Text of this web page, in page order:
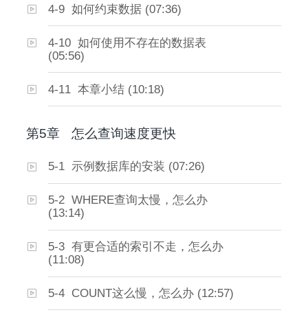
4-9 如何约束数据 (07:36)
4-10 如何使用不存在的数据表
(05:56)
4-11 本章小结 (10:18)
第5章 怎么查询速度更快
5-1 示例数据库的安装 (07:26)
5-2 WHERE查询太慢，怎么办
(13:14)
5-3 有更合适的索引不走，怎么办
(11:08)
5-4 COUNT这么慢，怎么办 (12:57)